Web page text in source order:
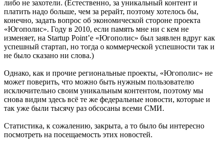
либо не захотели. (Естественно, за уникальный контент и
платить надо больше, чем за рерайт, поэтому хотелось бы,
конечно, задать вопрос об экономической стороне проекта
«Югополис». Году в 2010, если память мне ни с кем не
изменяет, на Startup Point’е «Югополис» был заявлен вдруг как
успешный стартап, но тогда о коммерческой успешности так и
не было сказано ни слова.)
Однако, как и прочие региональные проекты, «Югополис» не
может поверить, что можно быть нужным пользователю
исключительно своим уникальным контентом, поэтому мы
снова видим здесь всё те же федеральные новости, которые и
так уже были тысячу раз обсосаны всеми СМИ.
Статистика, к сожалению, закрыта, а то было бы интересно
посмотреть на посещаемость этих новостей.